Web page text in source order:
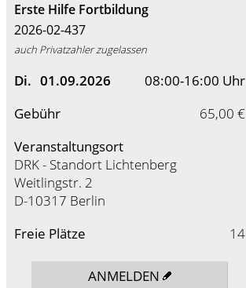
Erste Hilfe Fortbildung
2026-02-437
auch Privatzahler zugelassen
Di. 01.09.2026
08:00-16:00 Uhr
Gebühr
65,00 €
Veranstaltungsort
DRK - Standort Lichtenberg
Weitlingstr. 2
D-10317 Berlin
Freie Plätze
14
ANMELDEN